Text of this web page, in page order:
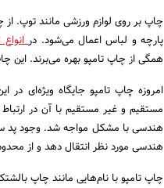
چاپ بر روی لوازم ورزشی مانند توپ.
پارچه و لباس اعمال می‌شود. درانواع
همگی از چاپ تامپو بهره می‌برند. این
امروزه چاپ تامپو جایگاه ویژه‌ای
مستقیم و غیر مستقیم با آن در
هندسی با مشکل مواجه شد. وجود پد
هندسی مورد نظر انتقال دهد و از